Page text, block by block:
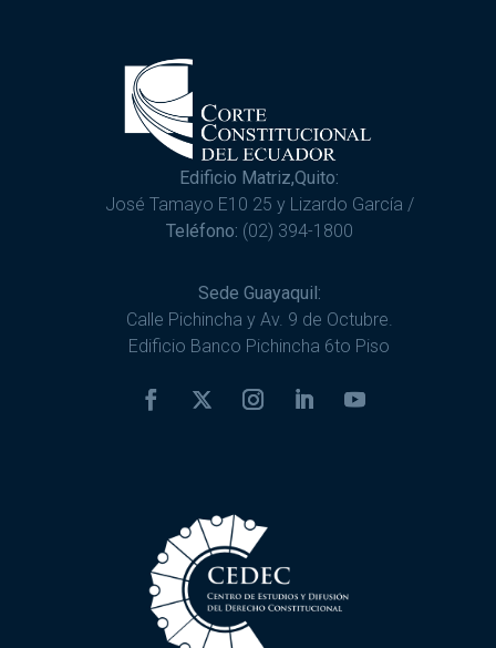
Edificio Matriz,Quito:
José Tamayo E10 25 y Lizardo García /
Teléfono: (02) 394-1800
Sede Guayaquil:
Calle Pichincha y Av. 9 de Octubre.
Edificio Banco Pichincha 6to Piso